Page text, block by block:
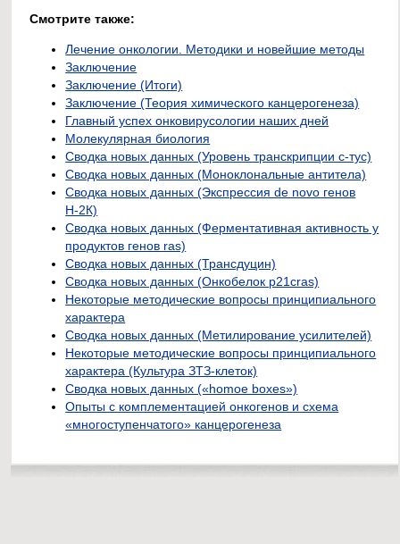
Смотрите также:
Лечение онкологии. Методики и новейшие методы
Заключение
Заключение (Итоги)
Заключение (Теория химического канцерогенеза)
Главный успех онковирусологии наших дней
Молекулярная биология
Сводка новых данных (Уровень транскрипции с-тус)
Сводка новых данных (Моноклональные антитела)
Сводка новых данных (Экспрессия de novo генов
Н-2К)
Сводка новых данных (Ферментативная активность у
продуктов генов ras)
Сводка новых данных (Трансдуцин)
Сводка новых данных (Онкобелок p21cras)
Некоторые методические вопросы принципиального
характера
Сводка новых данных (Метилирование усилителей)
Некоторые методические вопросы принципиального
характера (Культура ЗТЗ-клеток)
Сводка новых данных («homoe boxes»)
Опыты с комплементацией онкогенов и схема
«многоступенчатого» канцерогенеза